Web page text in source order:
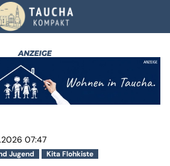
40 Jahre
Jugend Kita Flohkiste
07:47